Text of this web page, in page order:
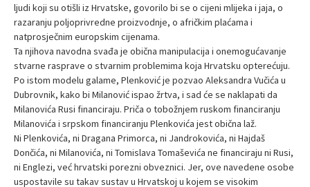
ljudi koji su otišli iz Hrvatske, govorilo bi se o cijeni mlijeka i jaja, o
razaranju poljoprivredne proizvodnje, o afričkim plaćama i
natprosječnim europskim cijenama.
Ta njihova navodna svađa je obična manipulacija i onemogućavanje
stvarne rasprave o stvarnim problemima koja Hrvatsku opterećuju.
Po istom modelu galame, Plenković je pozvao Aleksandra Vučića u
Dubrovnik, kako bi Milanović ispao žrtva, i sad će se naklapati da
Milanovića Rusi financiraju. Priča o tobožnjem ruskom financiranju
Milanovića i srpskom financiranju Plenkovića jest obična laž.
Ni Plenkovića, ni Dragana Primorca, ni Jandrokovića, ni Hajdaš
Dončića, ni Milanovića, ni Tomislava Tomaševića ne financiraju ni Rusi,
ni Englezi, već hrvatski porezni obveznici. Jer, ove navedene osobe
uspostavile su takav sustav u Hrvatskoj u kojem se visokim